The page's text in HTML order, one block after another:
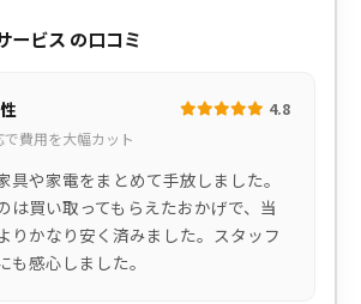
ービス の口コミ
で費用を大幅カット
4.8
具や家電をまとめて手放しました。
は買い取ってもらえたおかげで、当
りかなり安く済みました。スタッフ
も感心しました。